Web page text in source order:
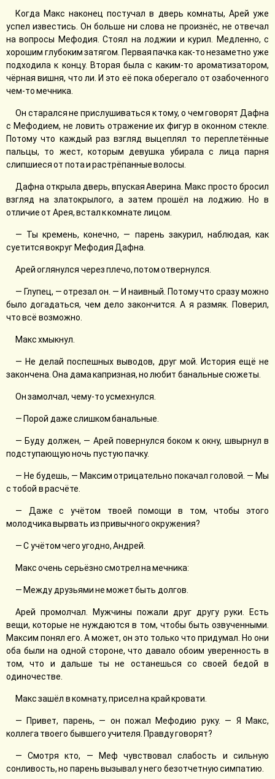
Когда Макс наконец постучал в дверь комнаты, Арей уже
успел известись. Он больше ни слова не произнёс, не отвечал
на вопросы Мефодия. Стоял на лоджии и курил. Медленно, с
хорошим глубоким затягом. Первая пачка как-то незаметно уже
подходила к концу. Вторая была с каким-то ароматизатором,
чёрная вишня, что ли. И это её пока оберегало от озабоченного
чем-то мечника.
Он старался не прислушиваться к тому, о чем говорят Дафна
с Мефодием, не ловить отражение их фигур в оконном стекле.
Потому что каждый раз взгляд выцеплял то переплетённые
пальцы, то жест, которым девушка убирала с лица парня
слипшиеся от пота и растрёпанные волосы.
Дафна открыла дверь, впуская Аверина. Макс просто бросил
взгляд на златокрылого, а затем прошёл на лоджию. Но в
отличие от Арея, встал к комнате лицом.
— Ты кремень, конечно, — парень закурил, наблюдая, как
суетится вокруг Мефодия Дафна.
Арей оглянулся через плечо, потом отвернулся.
— Глупец, — отрезал он. — И наивный. Потому что сразу можно
было догадаться, чем дело закончится. А я размяк. Поверил,
что всё возможно.
Макс хмыкнул.
— Не делай поспешных выводов, друг мой. История ещё не
закончена. Она дама капризная, но любит банальные сюжеты.
Он замолчал, чему-то усмехнулся.
— Порой даже слишком банальные.
— Буду должен, — Арей повернулся боком к окну, швырнул в
подступающую ночь пустую пачку.
— Не будешь, — Максим отрицательно покачал головой. — Мы
с тобой в расчёте.
— Даже с учётом твоей помощи в том, чтобы этого
молодчика вырвать из привычного окружения?
— С учётом чего угодно, Андрей.
Макс очень серьёзно смотрел на мечника:
— Между друзьями не может быть долгов.
Арей промолчал. Мужчины пожали друг другу руки. Есть
вещи, которые не нуждаются в том, чтобы быть озвученными.
Максим понял его. А может, он это только что придумал. Но они
оба были на одной стороне, что давало обоим уверенность в
том, что и дальше ты не останешься со своей бедой в
одиночестве.
Макс зашёл в комнату, присел на край кровати.
— Привет, парень, — он пожал Мефодию руку. — Я Макс,
коллега твоего бывшего учителя. Правду говорят?
— Смотря кто, — Меф чувствовал слабость и сильную
сонливость, но парень вызывал у него безотчетную симпатию.